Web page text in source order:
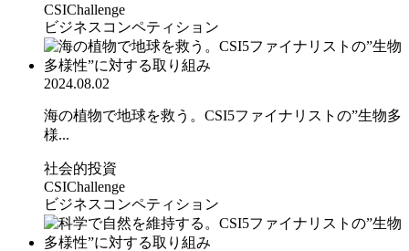
CSIChallenge
ビジネスコンペティション
2024.08.02
海の植物で地球を救う。CSI5ファイナリストの”生物多
様...
社会的投資
CSIChallenge
ビジネスコンペティション